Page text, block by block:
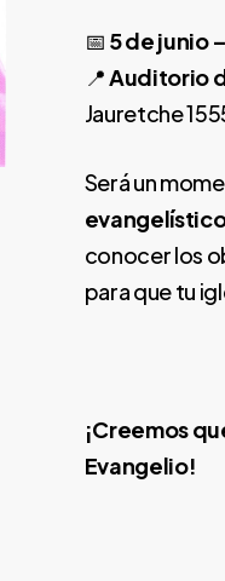
📅 5 de junio
📍Auditorio
Jauretche
Será un
conocer los
para que tu
¡Creemos
Evangelio!